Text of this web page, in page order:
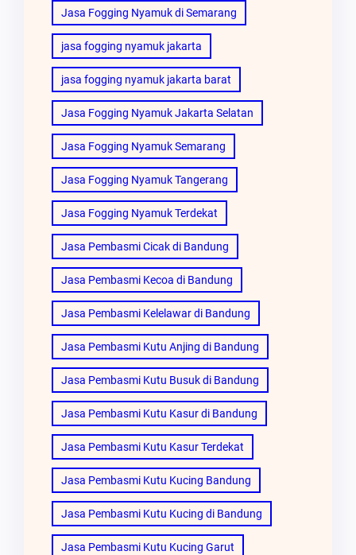
Jasa Fogging Nyamuk di Semarang
jasa fogging nyamuk jakarta
jasa fogging nyamuk jakarta barat
Jasa Fogging Nyamuk Jakarta Selatan
Jasa Fogging Nyamuk Semarang
Jasa Fogging Nyamuk Tangerang
Jasa Fogging Nyamuk Terdekat
Jasa Pembasmi Cicak di Bandung
Jasa Pembasmi Kecoa di Bandung
Jasa Pembasmi Kelelawar di Bandung
Jasa Pembasmi Kutu Anjing di Bandung
Jasa Pembasmi Kutu Busuk di Bandung
Jasa Pembasmi Kutu Kasur di Bandung
Jasa Pembasmi Kutu Kasur Terdekat
Jasa Pembasmi Kutu Kucing Bandung
Jasa Pembasmi Kutu Kucing di Bandung
Jasa Pembasmi Kutu Kucing Garut